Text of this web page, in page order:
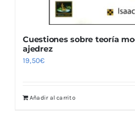
Cuestiones sobre teoría
ajedrez
19,50€
Añadir al carrito